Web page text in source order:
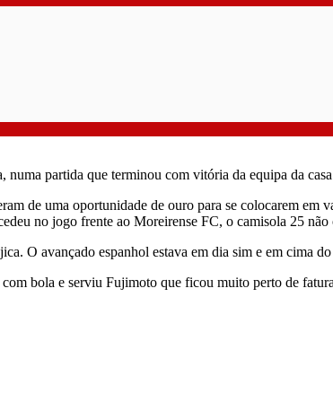
partida que terminou com vitória da equipa da
de uma oportunidade de ouro para se colocarem em
no jogo frente ao Moreirense FC, o camisola 25 não
O avançado espanhol estava em dia sim e em cima
bola e serviu Fujimoto que ficou muito perto de